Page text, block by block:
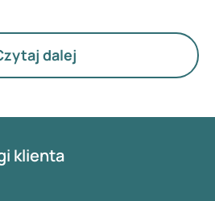
utraty wagi, jednak ich
tym artykule przyjrzymy się
i najważniejszym
dalej
klienta